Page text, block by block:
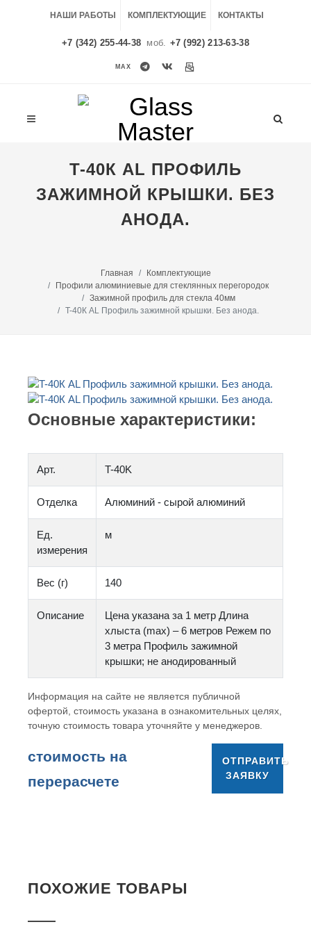
НАШИ РАБОТЫ КОМПЛЕКТУЮЩИЕ КОНТАКТЫ
+7 (342) 255-44-38 моб. +7 (992) 213-63-38
MAX
T-40К AL ПРОФИЛЬ
ЗАЖИМНОЙ КРЫШКИ. БЕЗ
АНОДА.
Главная
Комплектующие
Профили алюминиевые для стеклянных перегородок
Зажимной профиль для стекла 40мм
T-40К AL Профиль зажимной крышки. Без анода.
Основные характеристики:
Арт. T-40K
Отделка Алюминий - сырой алюминий
Ед.
измерения
м
Вес (г) 140
Описание
Цена указана за 1 метр Длина
хлыста (max) – 6 метров Режем по
3 метра Профиль зажимной
крышки; не анодированный
Информация на сайте не является публичной
офертой, стоимость указана в ознакомительных целях,
точную стоимость товара уточняйте у менеджеров.
cтоимость на
перерасчете
ОТПРАВИТЬ
ЗАЯВКУ
ПОХОЖИЕ ТОВАРЫ